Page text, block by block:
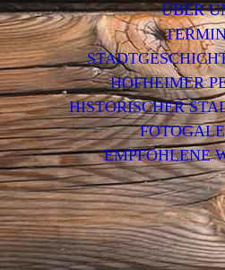
ÜBER
HOFHEIMER
HISTORISCHER
EMPFOHLENE